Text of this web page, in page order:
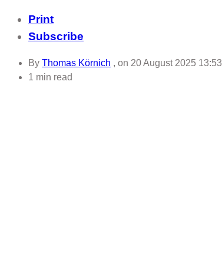
Print
Subscribe
By Thomas Körnich , on 20 August 2025 13:53
1 min read